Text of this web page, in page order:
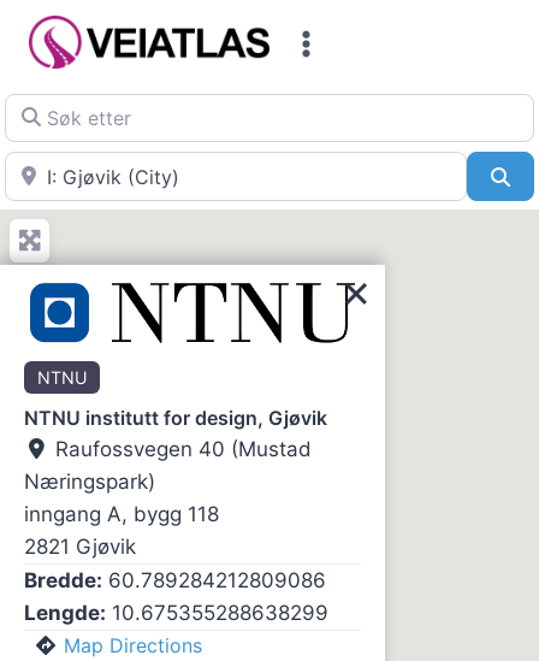
Skip
Søk etter
Nær
NTNU
NTNU institutt for design, Gjøvik
Raufossvegen 40 (Mustad
Næringspark)
inngang A, bygg 118
2821 Gjøvik
Bredde: 60.789284212809086
Lengde: 10.675355288638299
Map Directions